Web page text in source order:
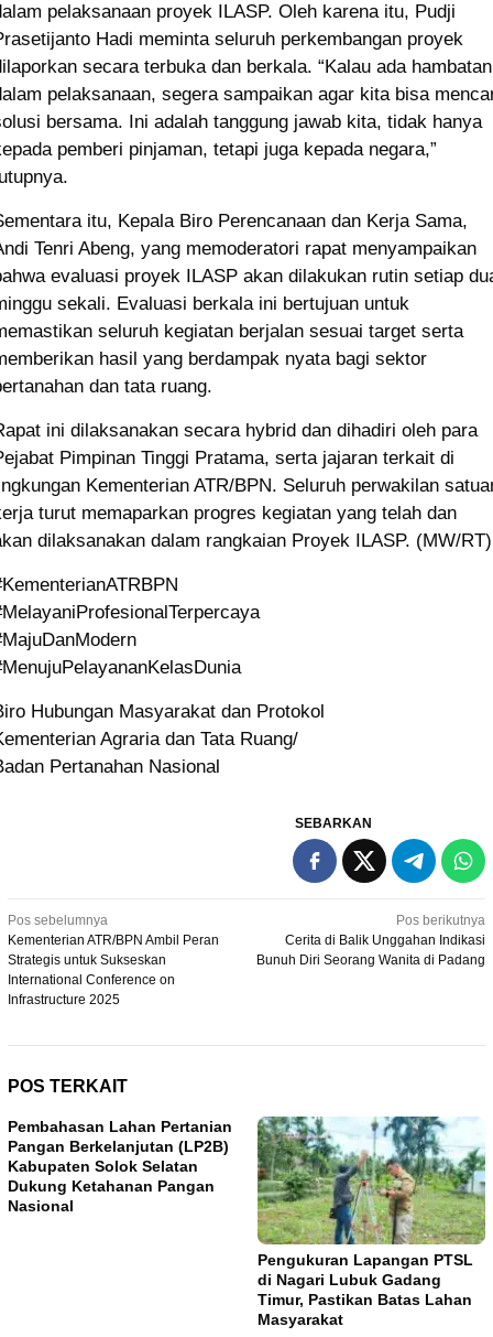
pelaksanaan proyek ILASP. Oleh karena itu, Pudji
Hadi meminta seluruh perkembangan proyek
secara terbuka dan berkala. “Kalau ada hambatan
pelaksanaan, segera sampaikan agar kita bisa
bersama. Ini adalah tanggung jawab kita, tidak hanya
pemberi pinjaman, tetapi juga kepada negara,”
itu, Kepala Biro Perencanaan dan Kerja Sama,
Tenri Abeng, yang memoderatori rapat menyampaikan
evaluasi proyek ILASP akan dilakukan rutin setiap
sekali. Evaluasi berkala ini bertujuan untuk
seluruh kegiatan berjalan sesuai target serta
hasil yang berdampak nyata bagi sektor
dan tata ruang.
ini dilaksanakan secara hybrid dan dihadiri oleh para
Pimpinan Tinggi Pratama, serta jajaran terkait di
Kementerian ATR/BPN. Seluruh perwakilan
turut memaparkan progres kegiatan yang telah dan
dilaksanakan dalam rangkaian Proyek ILASP. (MW/RT)
Hubungan Masyarakat dan Protokol
Agraria dan Tata Ruang/
Pertanahan Nasional
SEBARKAN
Navigasi
pos
Pos sebelumnya
Kementerian ATR/BPN Ambil Peran
Strategis untuk Sukseskan
International Conference on
Infrastructure 2025
Pos berikutnya
Cerita di Balik Unggahan Indikasi
Bunuh Diri Seorang Wanita di Padang
POS TERKAIT
Pembahasan Lahan Pertanian
Pangan Berkelanjutan (LP2B)
Kabupaten Solok Selatan
Dukung Ketahanan Pangan
Nasional
Pengukuran Lapangan PTSL
di Nagari Lubuk Gadang
Timur, Pastikan Batas Lahan
Masyarakat